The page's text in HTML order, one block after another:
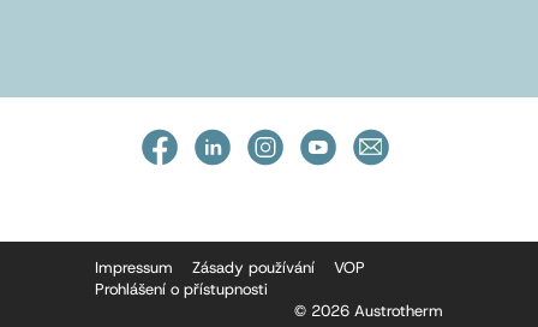
Impressum Zásady používání
VOP
Prohlášení o přístupnosti
© 2026 Austrotherm